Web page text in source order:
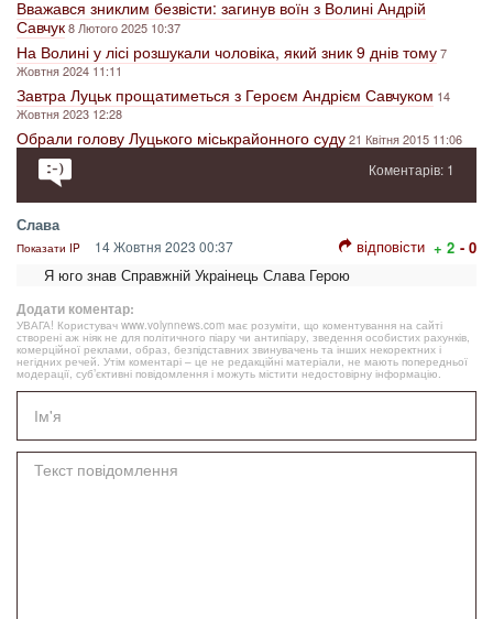
Вважався зниклим безвісти: загинув воїн з Волині Андрій
Савчук8 Лютого 2025 10:37
На Волині у лісі розшукали чоловіка, який зник 9 днів тому7
Жовтня 2024 11:11
Завтра Луцьк прощатиметься з Героєм Андрієм Савчуком 14
Жовтня 2023 12:28
Обрали голову Луцького міськрайонного суду21 Квітня 2015 11:06
Коментарів: 1
Слава
Показати IP 14 Жовтня 2023 00:37 відповісти + 2 - 0
Я юго знав Справжній Украінець Слава Герою
Додати коментар:
УВАГА! Користувач www.volynnews.com має розуміти, що коментування на сайті
створені аж ніяк не для політичного піару чи антипіару, зведення особистих рахунків,
комерційної реклами, образ, безпідставних звинувачень та інших некоректних і
негідних речей. Утім коментарі – це не редакційні матеріали, не мають попередньої
модерації, суб’єктивні повідомлення і можуть містити недостовірну інформацію.